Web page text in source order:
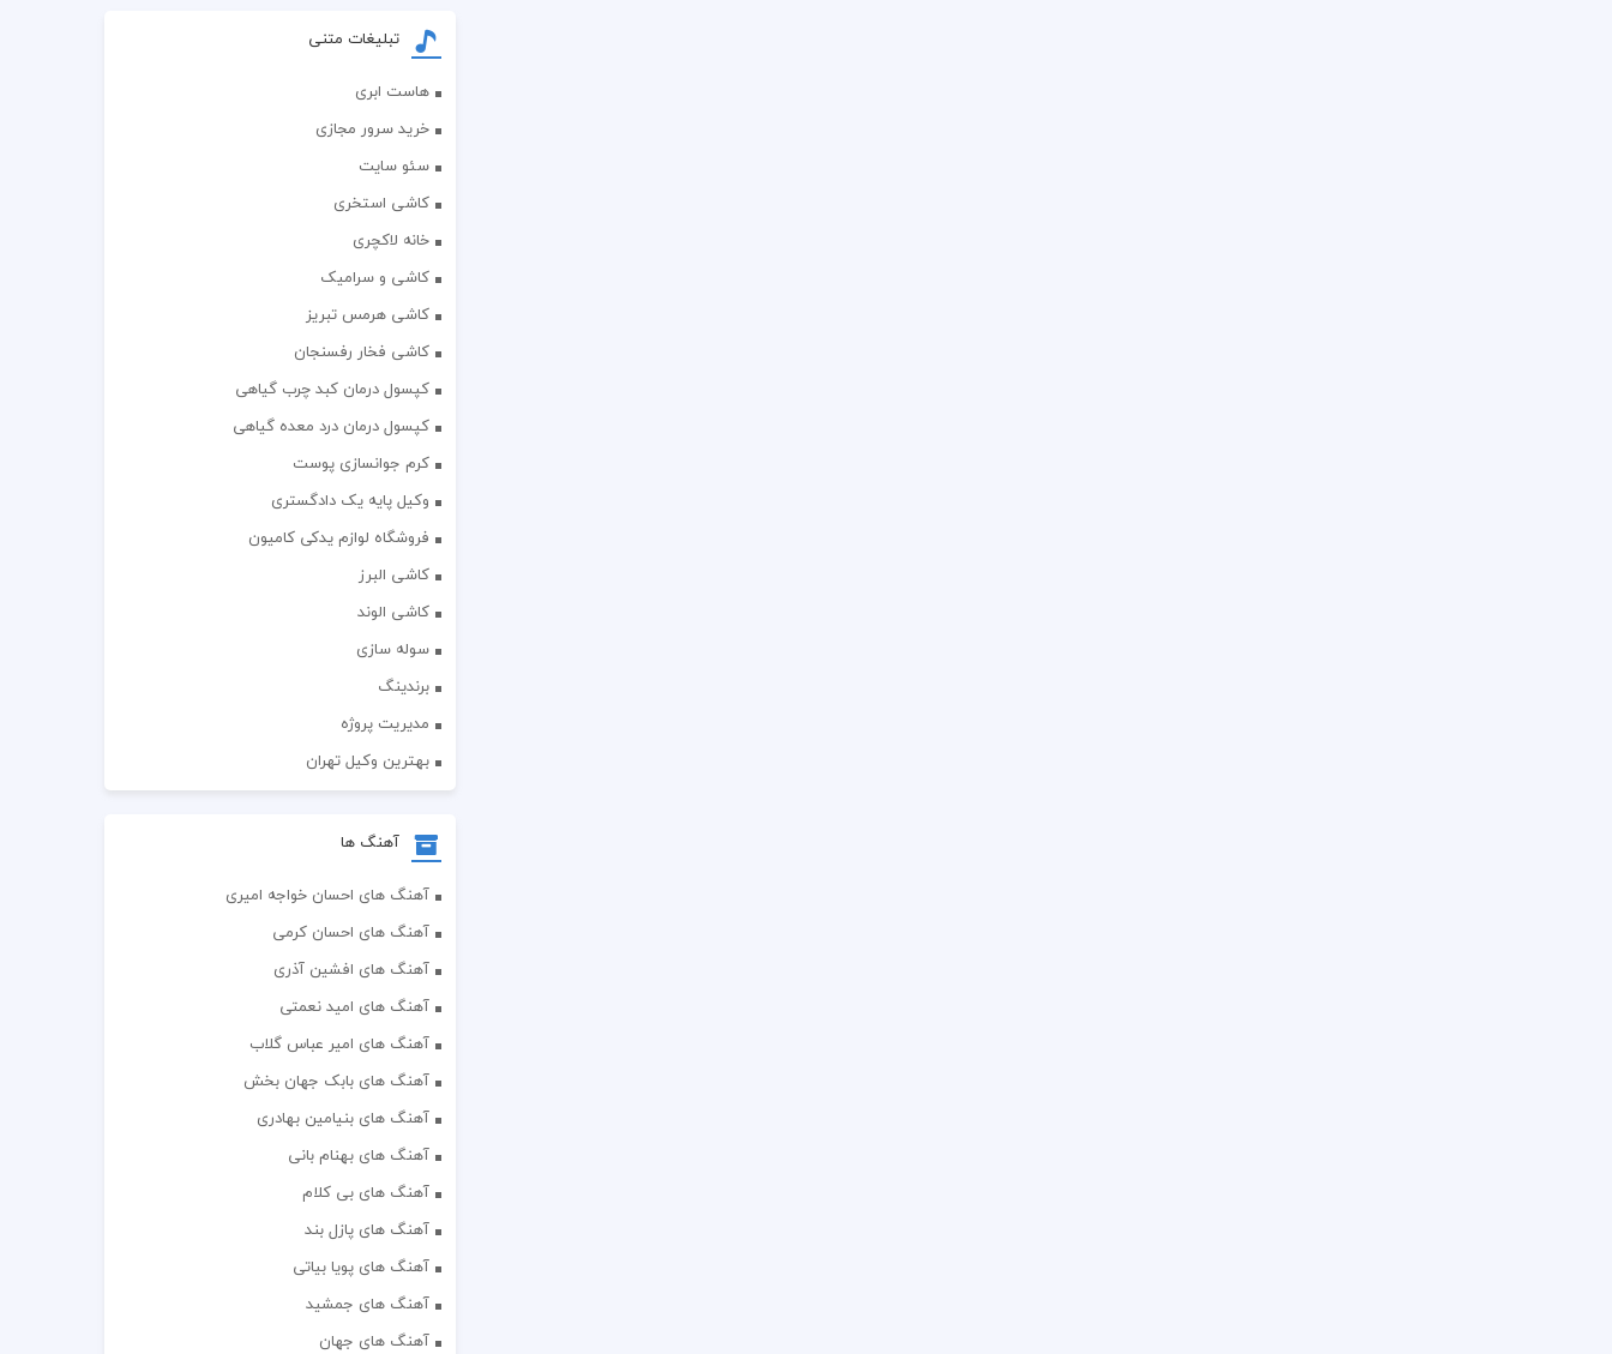
تبلیغات متنی
هاست ابری
خرید سرور مجازی
سئو سایت
کاشی استخری
خانه لاکچری
کاشی و سرامیک
کاشی هرمس تبریز
کاشی فخار رفسنجان
کپسول درمان کبد چرب گیاهی
کپسول درمان درد معده گیاهی
کرم جوانسازی پوست
وکیل پایه یک دادگستری
فروشگاه لوازم یدکی کامیون
کاشی البرز
کاشی الوند
سوله سازی
برندینگ
مدیریت پروژه
بهترین وکیل تهران
آهنگ ها
آهنگ های احسان خواجه امیری
آهنگ های احسان کرمی
آهنگ های افشین آذری
آهنگ های امید نعمتی
آهنگ های امیر عباس گلاب
آهنگ های بابک جهان بخش
آهنگ های بنیامین بهادری
آهنگ های بهنام بانی
آهنگ های بی کلام
آهنگ های پازل بند
آهنگ های پویا بیاتی
آهنگ های جمشید
آهنگ های جهان